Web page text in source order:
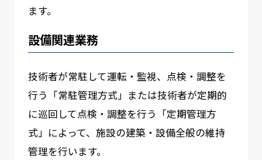
ます。
設備関連業務
技術者が常駐して運転・監視、点検・調整を
行う「常駐管理⽅式」または技術者が定期的
に巡回して点検・調整を行う「定期管理方
式」によって、施設の建築・設備全般の維持
管理を行います。